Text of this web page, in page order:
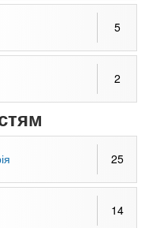
5
2
25
14